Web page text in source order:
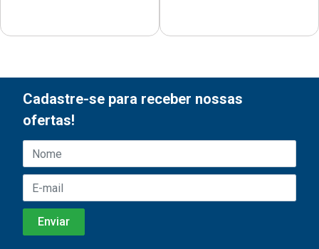
Cadastre-se para receber nossas
ofertas!